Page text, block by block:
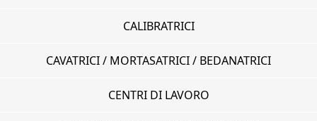
CALIBRATRICI
CAVATRICI / MORTASATRICI / BEDANATRICI
CENTRI DI LAVORO